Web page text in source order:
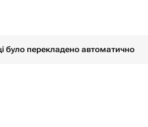
було перекладено автоматично